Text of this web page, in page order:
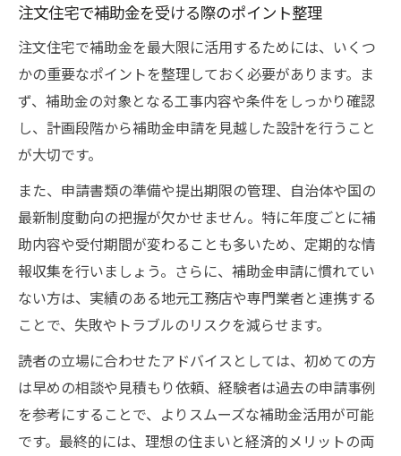
注文住宅で補助金を受ける際のポイント整理
注文住宅で補助金を最大限に活用するためには、いくつ
かの重要なポイントを整理しておく必要があります。ま
ず、補助金の対象となる工事内容や条件をしっかり確認
し、計画段階から補助金申請を見越した設計を行うこと
が大切です。
また、申請書類の準備や提出期限の管理、自治体や国の
最新制度動向の把握が欠かせません。特に年度ごとに補
助内容や受付期間が変わることも多いため、定期的な情
報収集を行いましょう。さらに、補助金申請に慣れてい
ない方は、実績のある地元工務店や専門業者と連携する
ことで、失敗やトラブルのリスクを減らせます。
読者の立場に合わせたアドバイスとしては、初めての方
は早めの相談や見積もり依頼、経験者は過去の申請事例
を参考にすることで、よりスムーズな補助金活用が可能
です。最終的には、理想の住まいと経済的メリットの両